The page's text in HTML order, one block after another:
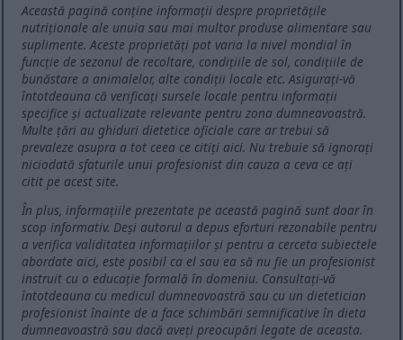
Această pagină conține informații despre proprietățile
nutriționale ale unuia sau mai multor produse alimentare sau
suplimente. Aceste proprietăți pot varia la nivel mondial în
funcție de sezonul de recoltare, condițiile de sol, condițiile de
bunăstare a animalelor, alte condiții locale etc. Asigurați-vă
întotdeauna că verificați sursele locale pentru informații
specifice și actualizate relevante pentru zona dumneavoastră.
Multe țări au ghiduri dietetice oficiale care ar trebui să
prevaleze asupra a tot ceea ce citiți aici. Nu trebuie să ignorați
niciodată sfaturile unui profesionist din cauza a ceva ce ați
citit pe acest site.
În plus, informațiile prezentate pe această pagină sunt doar în
scop informativ. Deși autorul a depus eforturi rezonabile pentru
a verifica validitatea informațiilor și pentru a cerceta subiectele
abordate aici, este posibil ca el sau ea să nu fie un profesionist
instruit cu o educație formală în domeniu. Consultați-vă
întotdeauna cu medicul dumneavoastră sau cu un dietetician
profesionist înainte de a face schimbări semnificative în dieta
dumneavoastră sau dacă aveți preocupări legate de aceasta.